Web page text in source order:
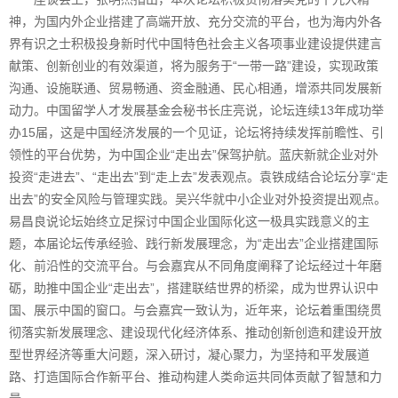
神，为国内外企业搭建了高端开放、充分交流的平台，也为海内外各
界有识之士积极投身新时代中国特色社会主义各项事业建设提供建言
献策、创新创业的有效渠道，将为服务于“一带一路”建设，实现政策
沟通、设施联通、贸易畅通、资金融通、民心相通，增添共同发展新
动力。中国留学人才发展基金会秘书长庄亮说，论坛连续13年成功举
办15届，这是中国经济发展的一个见证，论坛将持续发挥前瞻性、引
领性的平台优势，为中国企业“走出去”保驾护航。蓝庆新就企业对外
投资“走进去”、“走出去”到“走上去”发表观点。袁铁成结合论坛分享“走
出去”的安全风险与管理实践。吴兴华就中小企业对外投资提出观点。
易昌良说论坛始终立足探讨中国企业国际化这一极具实践意义的主
题，本届论坛传承经验、践行新发展理念，为“走出去”企业搭建国际
化、前沿性的交流平台。与会嘉宾从不同角度阐释了论坛经过十年磨
砺，助推中国企业“走出去”，搭建联结世界的桥梁，成为世界认识中
国、展示中国的窗口。与会嘉宾一致认为，近年来，论坛着重围绕贯
彻落实新发展理念、建设现代化经济体系、推动创新创造和建设开放
型世界经济等重大问题，深入研讨，凝心聚力，为坚持和平发展道
路、打造国际合作新平台、推动构建人类命运共同体贡献了智慧和力